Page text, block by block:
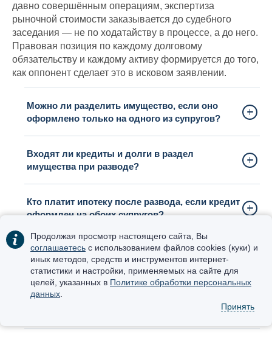
давно совершённым операциям, экспертиза
рыночной стоимости заказывается до судебного
заседания — не по ходатайству в процессе, а до него.
Правовая позиция по каждому долговому
обязательству и каждому активу формируется до того,
как оппонент сделает это в исковом заявлении.
Можно ли разделить имущество, если оно
оформлено только на одного из супругов?
Входят ли кредиты и долги в раздел
имущества при разводе?
Кто платит ипотеку после развода, если кредит
оформлен на обоих супругов?
Как делится доля в бизнесе или в ООО при
разводе?
Можно ли поделить имущество после развода,
Продолжая просмотр настоящего сайта, Вы
соглашаетесь с использованием файлов cookies (куки) и
иных методов, средств и инструментов интернет-
статистики и настройки, применяемых на сайте для
целей, указанных в Политике обработки персональных
данных
Принять